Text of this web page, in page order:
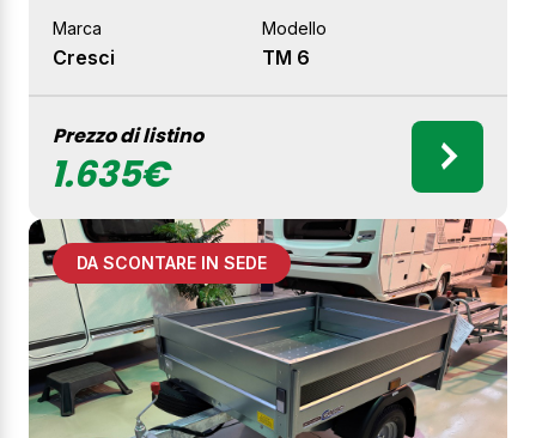
Marca
Cresci
Modello
TM 6
Prezzo di listino
1.635€
DA SCONTARE IN SEDE